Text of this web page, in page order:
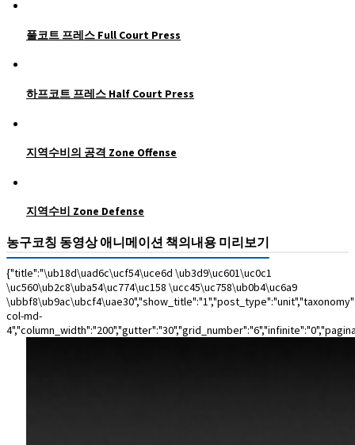
풀코트 프레스 Full Court Press
하프코트 프레스 Half Court Press
지역수비의 공격 Zone Offense
지역수비 Zone Defense
농구코칭 동영상 애니메이션 책의내용 미리보기
{"title":"\ub18d\uad6c\ucf54\uce6d \ub3d9\uc601\uc0c1
\uc560\ub2c8\uba54\uc774\uc158 \ucc45\uc758\ub0b4\uc6a9
col-md-